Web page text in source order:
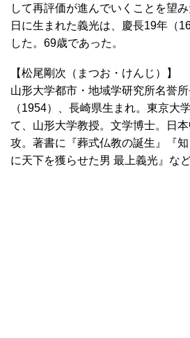
して再評価が進んでいくことを望
日に生まれた義光は、慶長19年（
した。69歳であった。
【松尾剛次（まつお・けんじ）】
山形大学都市・地域学研究所名誉
（1954）、長崎県生まれ。東京大
て、山形大学教授。文学博士。日
攻。著書に『葬式仏教の誕生』『
に天下を獲らせた男 最上義光』など